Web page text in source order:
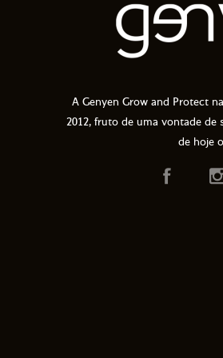
A Genyen Grow and Protect
2012, fruto de uma vontade de
de hoje